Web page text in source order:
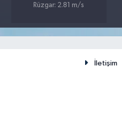
Rüzgar: 2.81 m/s
İletişim